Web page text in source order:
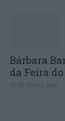
Bárbara
da Feira
30 DE JULHO, 2026